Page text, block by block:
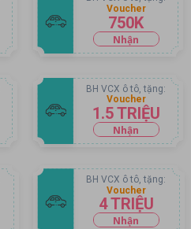
Voucher
1.5 TRIỆU
BH VCX ô tô, tặng:
Nhận
voucher
Voucher
4 TRIỆU
BH VCX ô tô, tặng:
Nhận
Voucher
750K
Nhận
voucher